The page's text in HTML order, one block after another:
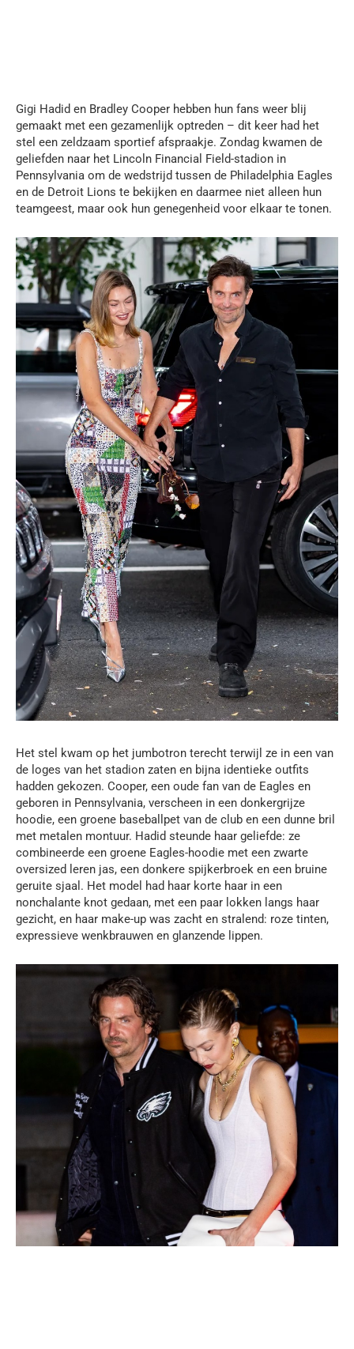
Gigi Hadid en Bradley Cooper hebben hun fans weer blij
gemaakt met een gezamenlijk optreden – dit keer had het
stel een zeldzaam sportief afspraakje. Zondag kwamen de
geliefden naar het Lincoln Financial Field-stadion in
Pennsylvania om de wedstrijd tussen de Philadelphia Eagles
en de Detroit Lions te bekijken en daarmee niet alleen hun
teamgeest, maar ook hun genegenheid voor elkaar te tonen.
Het stel kwam op het jumbotron terecht terwijl ze in een van
de loges van het stadion zaten en bijna identieke outfits
hadden gekozen. Cooper, een oude fan van de Eagles en
geboren in Pennsylvania, verscheen in een donkergrijze
hoodie, een groene baseballpet van de club en een dunne bril
met metalen montuur. Hadid steunde haar geliefde: ze
combineerde een groene Eagles-hoodie met een zwarte
oversized leren jas, een donkere spijkerbroek en een bruine
geruite sjaal. Het model had haar korte haar in een
nonchalante knot gedaan, met een paar lokken langs haar
gezicht, en haar make-up was zacht en stralend: roze tinten,
expressieve wenkbrauwen en glanzende lippen.